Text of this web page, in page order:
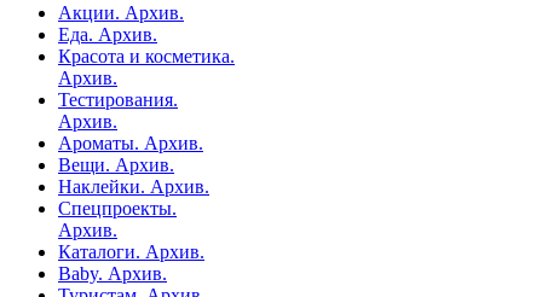
Акции. Архив.
Еда. Архив.
Красота и косметика.
Архив.
Тестирования.
Архив.
Ароматы. Архив.
Вещи. Архив.
Наклейки. Архив.
Спецпроекты.
Архив.
Каталоги. Архив.
Baby. Архив.